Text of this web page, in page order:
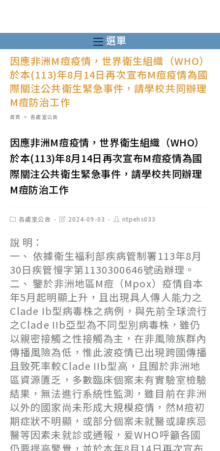
至
主
內
選單
因應非洲M痘疫情，世界衛生組織（WHO）
於本(113)年8月14日再次宣布M痘疫情為國
際關注公共衛生緊急事件，請學校共同辦理
M痘防治工作
首頁 > 各處室公告
因應非洲M痘疫情，世界衛生組織（WHO）
於本(113)年8月14日再次宣布M痘疫情為國
際關注公共衛生緊急事件，請學校共同辦理
M痘防治工作
Post各處室公告
Post2024-09-03
Post
author:
ntpehs033
說 明：
一、 依據衛生福利部疾病管制署113年8月
30日疾管慢字第1130300646號函辦理。
二、 鑒於非洲地區M痘（Mpox）疫情自本
年5月起明顯上升，且出現具人傳人能力之
Clade Ib型病毒株之病例，與先前全球流行
之Clade IIb亞型為不同型別病毒株，雖仍
以親密接觸之性接觸為主，在非風險族群內
傳播風險為低，惟此波疫情已出現跨國傳播
且致死率較Clade IIb型高，且囿於非洲地
區資源匱乏，多數臨床個案未有實驗室檢驗
結果，無法進行系統性監測，雖目前在非洲
以外的國家尚未形成大規模疫情，然M痘初
期症狀不明顯，或部分個案未就醫或諱疾忌
醫等因素未就診或通報，爰WHO呼籲各國